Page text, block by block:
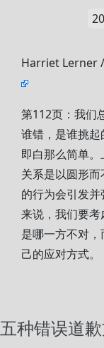
Harriet Lerner
第112页：我们
谁错，是谁挑
即白那么简单
关系是以圆形
的行为会引发
来说，我们要
是哪一方不对
己的应对方式。
五种错误道